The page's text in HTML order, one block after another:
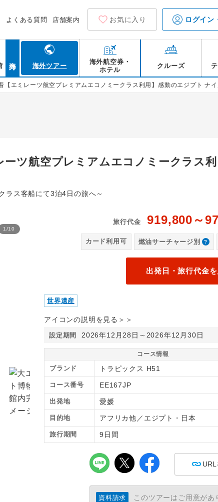
よくある質問 店舗案内 お気に入り ログイン
海外ツアー
海外航空券・
ホテル
クルーズ
エミレーツ航空プレミアムエコノミークラス利用】感動のエジプト ナイ
ツ航空プレミアムエコノミークラス利
ラス客船にて3泊4日の旅へ～
1 /10
大エジプト博物館/イメージ動画
旅行代金 919,800～
カード利用可 燃油サーチャージ別
出発日・旅行代金
世界遺産
アイコンの説明を見る＞＞
設定期間 2026年12月28日～2026年12月30日
コース情報
ブランド トラピックス H51
コース番号 EE167JP
出発地 愛媛
目的地 アフリカ他／エジプト・日本
旅行期間 9日間
資料請求 このツアーはご用意があ